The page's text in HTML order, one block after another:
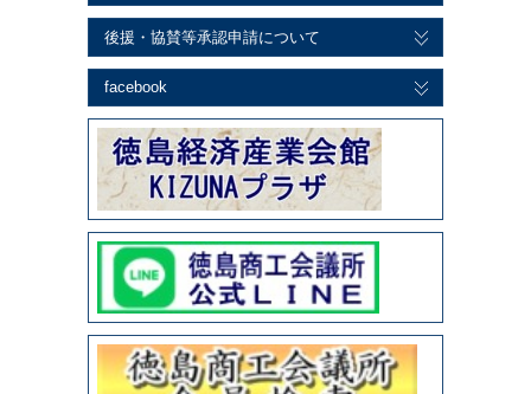
後援・協賛等承認申請について
facebook